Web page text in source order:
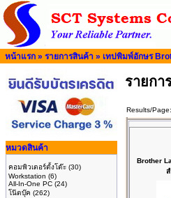
หน้าแรก » รายการสินค้า » เทปพิมพ์อักษร
หมวดสินค้า
คอมพิวเตอร์ตั้งโต๊ะ (30)
Workstation (6)
All-In-One PC (24)
โน๊ตบุ๊ค (262)
รายกา
Results/Page:
Brother